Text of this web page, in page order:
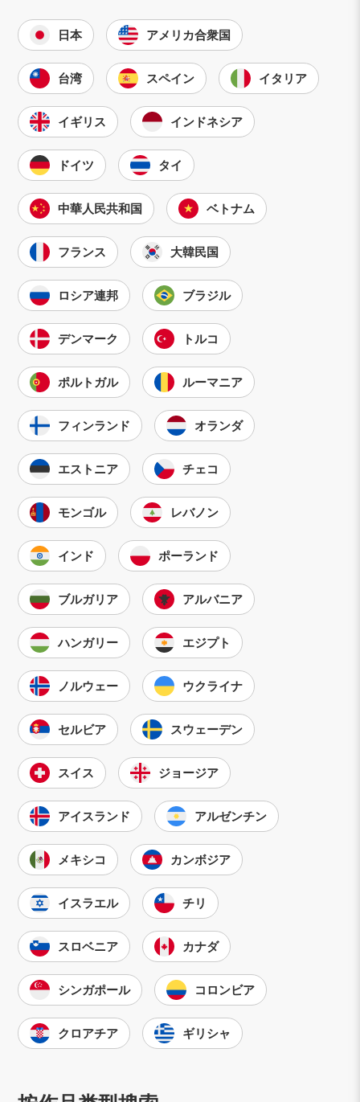
日本 アメリカ合衆国
台湾 スペイン イタリア
イギリス インドネシア
ドイツ タイ
中華人民共和国 ベトナム
フランス 大韓民国
ロシア連邦 ブラジル
デンマーク トルコ
ポルトガル ルーマニア
フィンランド オランダ
エストニア チェコ
モンゴル レバノン
インド ポーランド
ブルガリア アルバニア
ハンガリー エジプト
ノルウェー ウクライナ
セルビア スウェーデン
スイス ジョージア
アイスランド アルゼンチン
メキシコ カンボジア
イスラエル チリ
スロベニア カナダ
シンガポール コロンビア
クロアチア ギリシャ